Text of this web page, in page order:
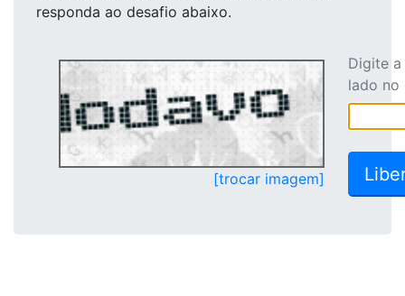
responda ao desafio abaixo.
[trocar imagem]
Digite
lado no